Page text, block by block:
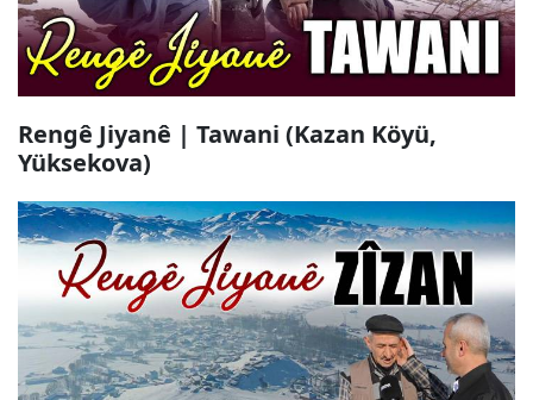
Rengê Jiyanê | Tawani (Kazan Köyü,
Yüksekova)